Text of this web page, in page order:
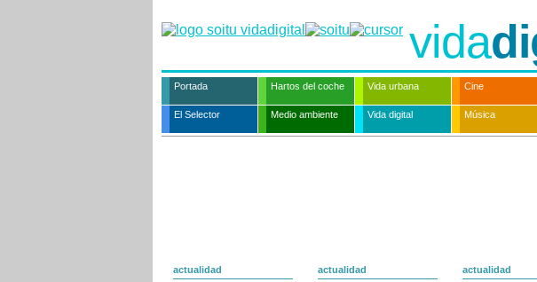
vida
Portada Hartos del coche Vida urbana Cine
El Selector Medio ambiente Vida digital Música
actualidad
actualidad
actualidad